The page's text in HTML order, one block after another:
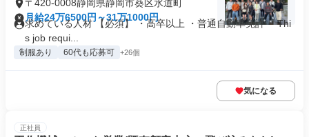
〒420-0008静岡県静岡市葵区水道町
月給24万6500円～31万1000円
求めている人材 【必須】 ・高卒以上 ・普通自動車免許 ・Thi
s job requi...
制服あり 60代も応募可 +26個
気になる
正社員